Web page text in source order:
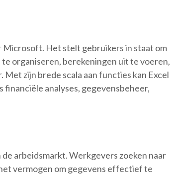
Microsoft. Het stelt gebruikers in staat om
organiseren, berekeningen uit te voeren,
Met zijn brede scala aan functies kan Excel
analyses, gegevensbeheer,
arbeidsmarkt. Werkgevers zoeken naar
vermogen om gegevens effectief te